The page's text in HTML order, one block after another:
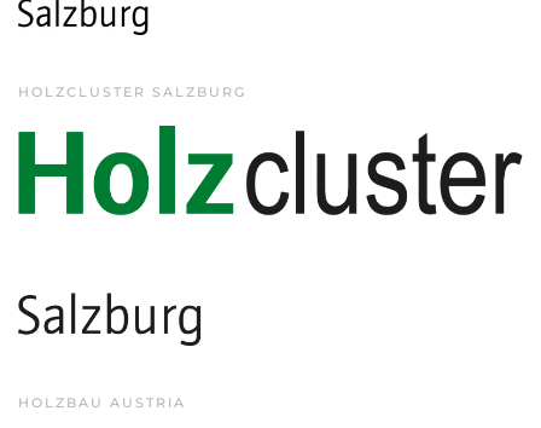
HOLZCLUSTER SALZBURG
HOLZBAU AUSTRIA